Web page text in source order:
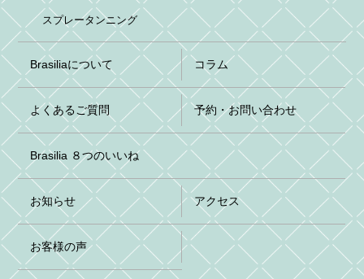
スプレータンニング
Brasiliaについて コラム
よくあるご質問 予約・お問い合わせ
Brasilia ８つのいいね
お知らせ アクセス
お客様の声